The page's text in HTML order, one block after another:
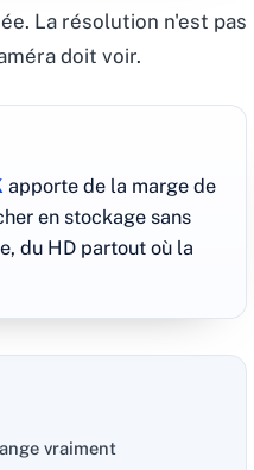
La résolution n'est pas
doit voir.
apporte de la marge de
en stockage sans
du HD partout où la
vraiment